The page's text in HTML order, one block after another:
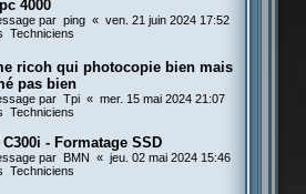
4000
par ping « ven. 21 juin 2024 17:52
Techniciens
ricoh qui photocopie bien mais
pas bien
par Tpi « mer. 15 mai 2024 21:07
Techniciens
C300i - Formatage SSD
par BMN « jeu. 02 mai 2024 15:46
Techniciens